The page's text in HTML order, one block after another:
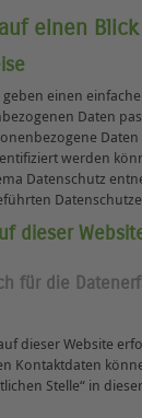
einen Blick
einen
Daten
werden
Datenschutz
dieser
für die
dieser Website
Kontaktdaten
Stelle“ in